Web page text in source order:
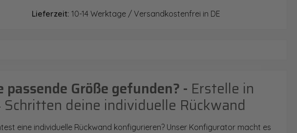
Lieferzeit: 10-14 Werktage / Versandkostenfrei in DE
passende Größe gefunden? - Erstelle in
Schritten deine individuelle Rückwand
eine individuelle Rückwand konfigurieren? Unser Konfigurator macht es